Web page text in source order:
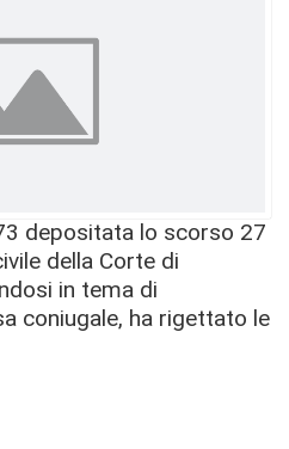
depositata lo scorso 27
della Corte di
in tema di
coniugale, ha rigettato le